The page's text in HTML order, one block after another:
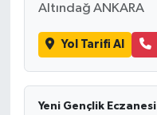
Altındağ ANKARA
Yol Tarifi Al
Yeni Gençlik Eczanesi